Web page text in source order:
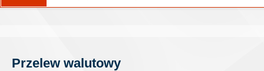
Przelew walutowy